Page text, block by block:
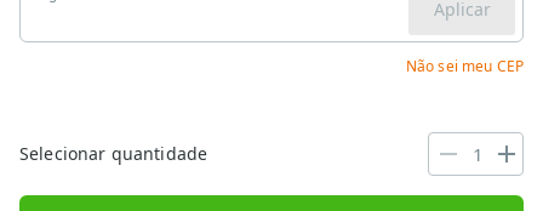
Aplicar
Não sei meu CEP
Selecionar quantidade